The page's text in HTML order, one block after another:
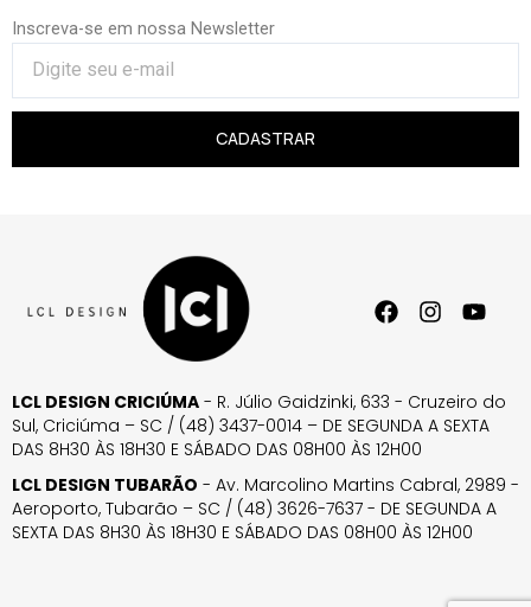
Inscreva-se em nossa Newsletter
CADASTRAR
LCL DESIGN CRICIÚMA - R. Júlio Gaidzinki, 633 - Cruzeiro do
Sul, Criciúma – SC / (48) 3437-0014 – DE SEGUNDA A SEXTA
DAS 8H30 ÀS 18H30 E SÁBADO DAS 08H00 ÀS 12H00
LCL DESIGN TUBARÃO - Av. Marcolino Martins Cabral, 2989 -
Aeroporto, Tubarão – SC / (48) 3626-7637 - DE SEGUNDA A
SEXTA DAS 8H30 ÀS 18H30 E SÁBADO DAS 08H00 ÀS 12H00